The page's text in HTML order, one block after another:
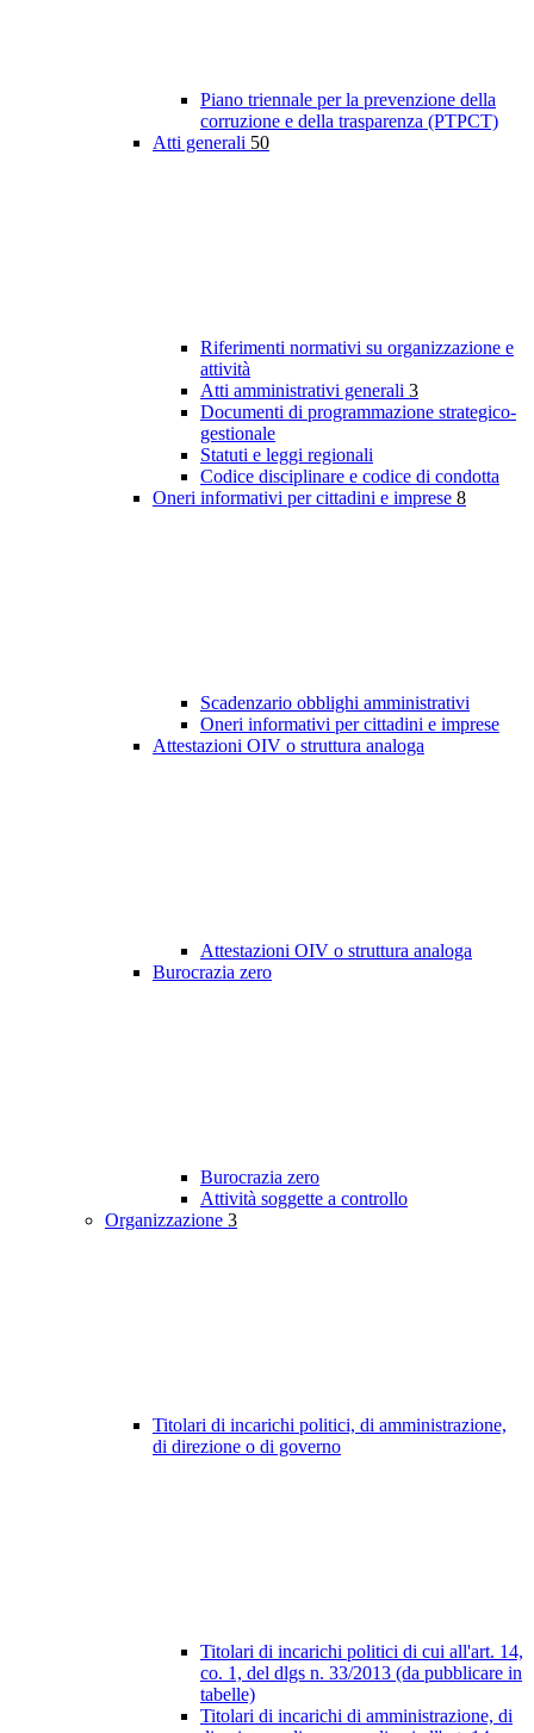
Piano triennale per la prevenzione della
corruzione e della trasparenza (PTPCT)
Atti generali 50
Riferimenti normativi su organizzazione e
attività
Atti amministrativi generali 3
Documenti di programmazione strategico-
gestionale
Statuti e leggi regionali
Codice disciplinare e codice di condotta
Oneri informativi per cittadini e imprese 8
Scadenzario obblighi amministrativi
Oneri informativi per cittadini e imprese
Attestazioni OIV o struttura analoga
Attestazioni OIV o struttura analoga
Burocrazia zero
Burocrazia zero
Attività soggette a controllo
Organizzazione 3
Titolari di incarichi politici, di amministrazione,
di direzione o di governo
Titolari di incarichi politici di cui all'art. 14,
co. 1, del dlgs n. 33/2013 (da pubblicare in
tabelle)
Titolari di incarichi di amministrazione, di